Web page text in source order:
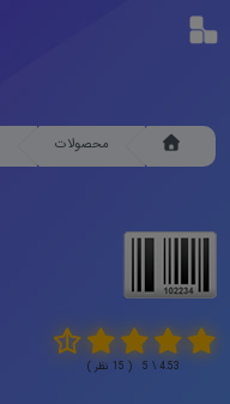
محصولات
4.53 \ 5 ( 15 نظر )